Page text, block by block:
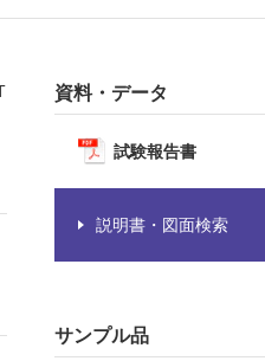
資料・データ
試験報告書
説明書・図面検索
サンプル品